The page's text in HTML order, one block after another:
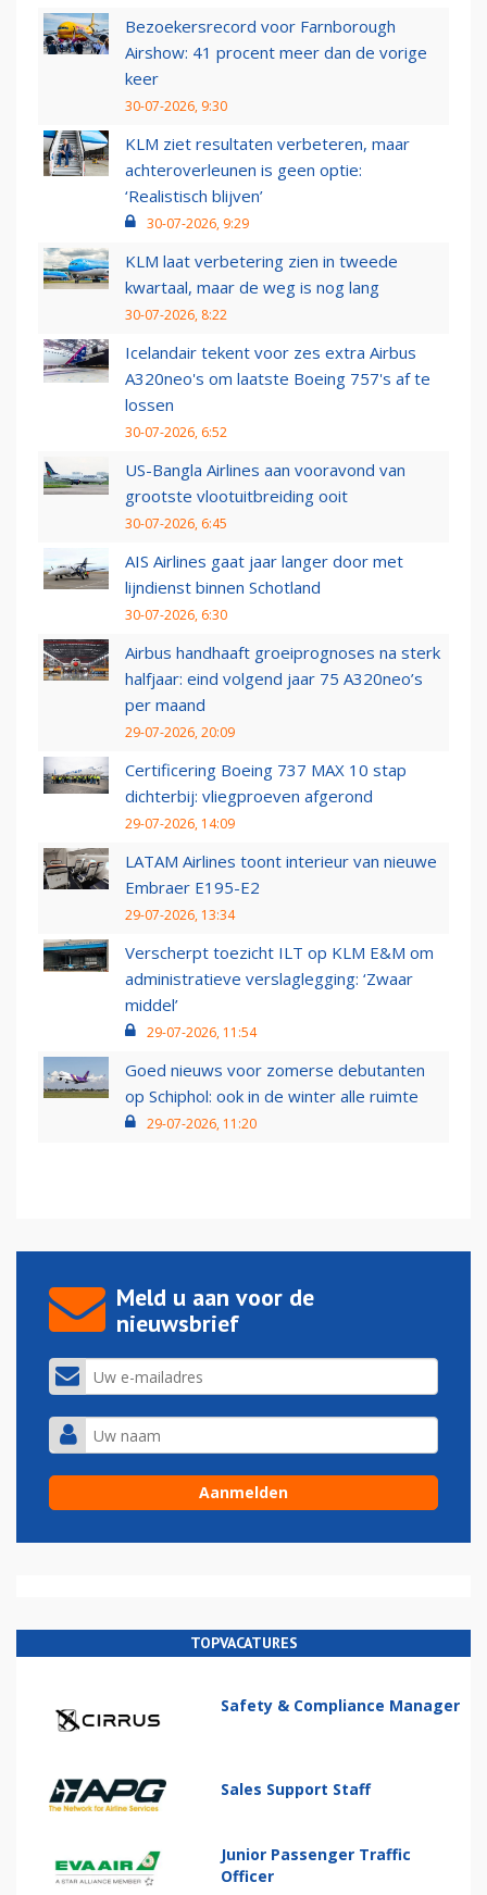
Bezoekersrecord voor Farnborough
Airshow: 41 procent meer dan de vorige
keer
30-07-2026, 9:30
KLM ziet resultaten verbeteren, maar
achteroverleunen is geen optie:
‘Realistisch blijven’
30-07-2026, 9:29
KLM laat verbetering zien in tweede
kwartaal, maar de weg is nog lang
30-07-2026, 8:22
Icelandair tekent voor zes extra Airbus
A320neo's om laatste Boeing 757's af te
lossen
30-07-2026, 6:52
US-Bangla Airlines aan vooravond van
grootste vlootuitbreiding ooit
30-07-2026, 6:45
AIS Airlines gaat jaar langer door met
lijndienst binnen Schotland
30-07-2026, 6:30
Airbus handhaaft groeiprognoses na sterk
halfjaar: eind volgend jaar 75 A320neo’s
per maand
29-07-2026, 20:09
Certificering Boeing 737 MAX 10 stap
dichterbij: vliegproeven afgerond
29-07-2026, 14:09
LATAM Airlines toont interieur van nieuwe
Embraer E195-E2
29-07-2026, 13:34
Verscherpt toezicht ILT op KLM E&M om
administratieve verslaglegging: ‘Zwaar
middel’
29-07-2026, 11:54
Goed nieuws voor zomerse debutanten
op Schiphol: ook in de winter alle ruimte
29-07-2026, 11:20
Meld u aan voor de
nieuwsbrief
TOPVACATURES
Safety & Compliance Manager
Sales Support Staff
Junior Passenger Traffic
Officer